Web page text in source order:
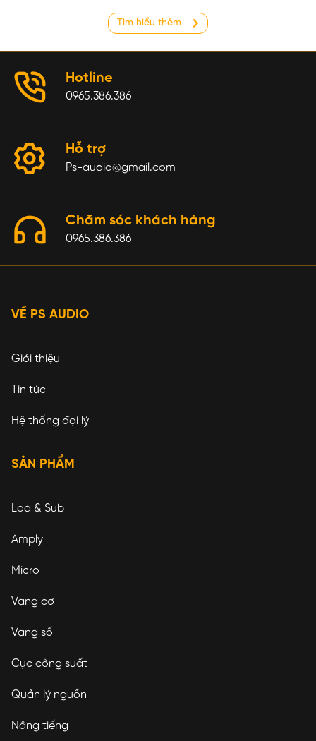
Tìm hiểu thêm
Hotline
0965.386.386
Hỗ trợ
Ps-audio@gmail.com
Chăm sóc khách hàng
0965.386.386
VỀ PS AUDIO
Giới thiệu
Tin tức
Hệ thống đại lý
SẢN PHẨM
Loa & Sub
Amply
Micro
Vang cơ
Vang số
Cục công suất
Quản lý nguồn
Nâng tiếng